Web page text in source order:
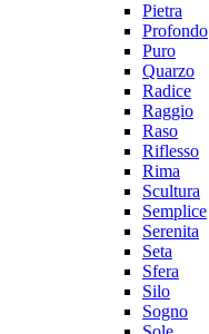
Pietra
Profondo
Puro
Quarzo
Radice
Raggio
Raso
Riflesso
Rima
Scultura
Semplice
Serenita
Seta
Sfera
Silo
Sogno